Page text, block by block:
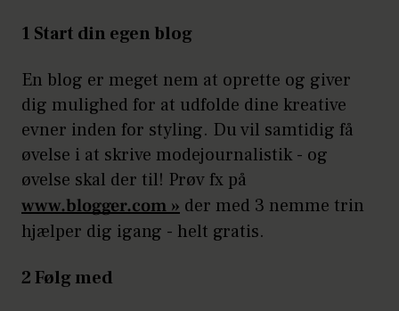
1 Start din egen blog
En blog er meget nem at oprette og giver
dig mulighed for at udfolde dine kreative
evner inden for styling. Du vil samtidig få
øvelse i at skrive modejournalistik - og
øvelse skal der til! Prøv fx på
www.blogger.com » der med 3 nemme trin
hjælper dig igang - helt gratis.
2 Følg med